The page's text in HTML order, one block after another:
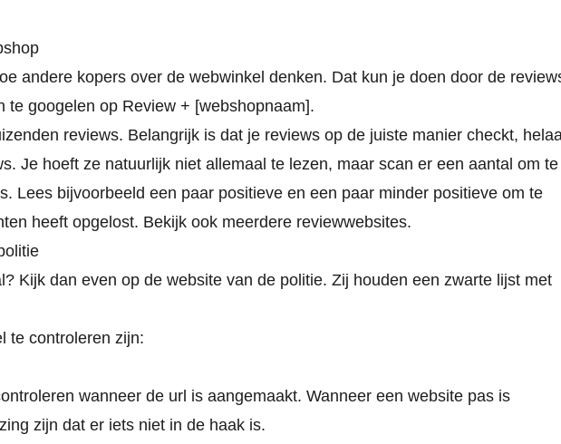
andere kopers over de webwinkel denken. Dat kun je doen door de
te googelen op Review + [webshopnaam].
reviews. Belangrijk is dat je reviews op de juiste manier checkt,
Je hoeft ze natuurlijk niet allemaal te lezen, maar scan er een aantal om te
Lees bijvoorbeeld een paar positieve en een paar minder positieve om te
heeft opgelost. Bekijk ook meerdere reviewwebsites.
Kijk dan even op de website van de politie. Zij houden een zwarte lijst met
te controleren zijn:
wanneer de url is aangemaakt. Wanneer een website pas is
zijn dat er iets niet in de haak is.